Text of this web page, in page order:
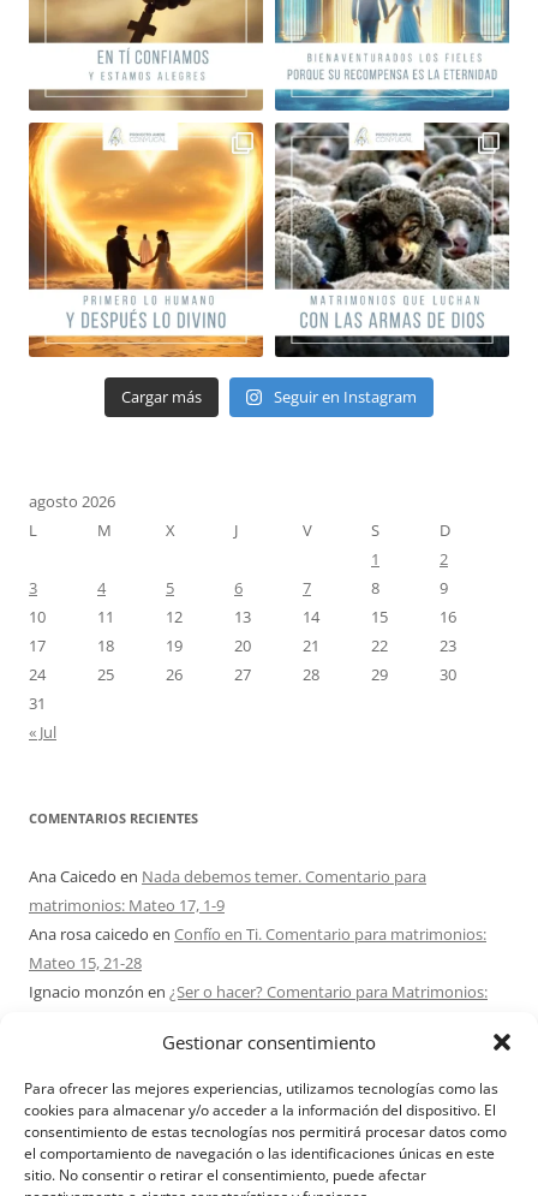
Gestionar consentimiento
Para ofrecer las mejores experiencias, utilizamos tecnologías como las
cookies para almacenar y/o acceder a la información del dispositivo. El
consentimiento de estas tecnologías nos permitirá procesar datos como
el comportamiento de navegación o las identificaciones únicas en este
sitio. No consentir o retirar el consentimiento, puede afectar
Cargar más Seguir en Instagram
agosto 2026
L
M X J V S
D
1
2
3
4 5 6 7 8
9
10
11 12 13 14 15
16
17
18 19 20 21 22
23
24
25 26 27 28 29
30
31
« Jul
COMENTARIOS RECIENTES
Ana Caicedo en Nada debemos temer. Comentario para
matrimonios: Mateo 17, 1-9
Ana rosa caicedo en Confío en Ti. Comentario para matrimonios:
Mateo 15, 21-28
Ignacio monzón en ¿Ser o hacer? Comentario para Matrimonios:
Maria Asuncion Herrero Mendezen¿Ser o hacer? Comentario para
Matrimonios: Mateo 15, 1-2. 10-14
Sandra Karina SolomitaenRETIRO MATRIMONIOS BUENOS AIRES
7 – 9 AGOSTO 2026